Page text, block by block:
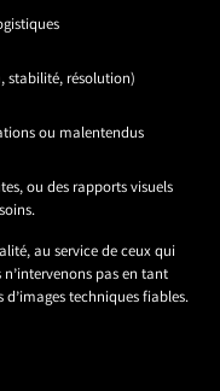
stabilité, résolution)
ou malentendus
ou des rapports visuels
au service de ceux qui
pas en tant
d’images techniques fiables.